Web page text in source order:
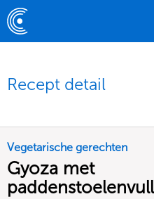
Recept detail
Vegetarische gerechten
Gyoza met